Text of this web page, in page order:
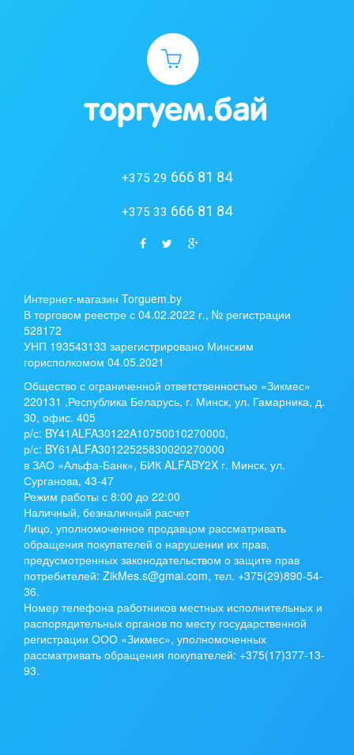
+375 29 666 81 84
+375 33 666 81 84
Интернет-магазин Torguem.by
В торговом реестре с 04.02.2022 г., № регистрации
528172
УНП 193543133 зарегистрировано Минским
горисполкомом 04.05.2021
Общество с ограниченной ответственностью «Зикмес»
220131 ,Республика Беларусь, г. Минск, ул. Гамарника, д.
30, офис. 405
р/с: BY41ALFA30122A10750010270000,
р/с: BY61ALFA30122525830020270000
в ЗАО «Альфа-Банк», БИК ALFABY2X г. Минск, ул.
Сурганова, 43-47
Режим работы с 8:00 до 22:00
Наличный, безналичный расчет
Лицо, уполномоченное продавцом рассматривать
обращения покупателей о нарушении их прав,
предусмотренных законодательством о защите прав
потребителей: ZikMes.s@gmai.com, тел. +375(29)890-54-
36.
Номер телефона работников местных исполнительных и
распорядительных органов по месту государственной
регистрации ООО «Зикмес», уполномоченных
рассматривать обращения покупателей: +375(17)377-13-
93.